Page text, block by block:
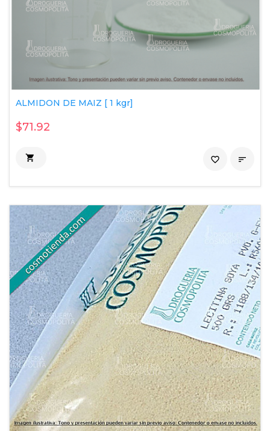
ALMIDON DE MAIZ [ 1 kgr]
$71.92
 
favorite_border